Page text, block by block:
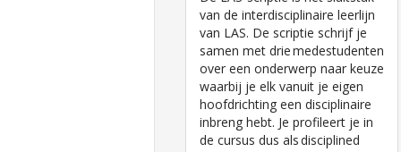
van de interdisciplinaire leerlijn
van LAS. De scriptie schrijf je
samen met drie medestudenten
over een onderwerp naar keuze
waarbij je elk vanuit je eigen
hoofdrichting een disciplinaire
inbreng hebt. Je profileert je in
de cursus dus als disciplined